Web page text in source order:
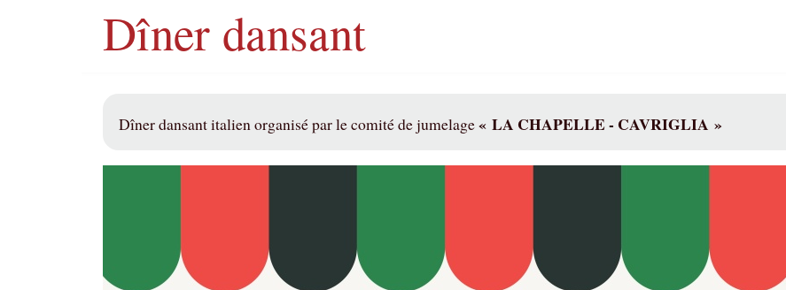
Dîner dansant
Dîner dansant italien organisé par le comité de jumelage« LA CHAPELLE - CAVRIGLIA »